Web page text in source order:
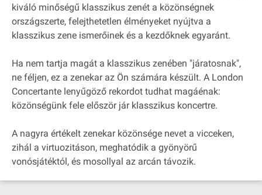
kiváló minőségű klasszikus zenét a közönségnek
országszerte, felejthetetlen élményeket nyújtva a
klasszikus zene ismerőinek és a kezdőknek egyaránt.
Ha nem tartja magát a klasszikus zenében "járatosnak",
ne féljen, ez a zenekar az Ön számára készült. A London
Concertante lenyűgöző rekordot tudhat magáénak:
közönségünk fele először jár klasszikus koncertre.
A nagyra értékelt zenekar közönsége nevet a vicceken,
zihál a virtuozitáson, meghatódik a gyönyörű
vonósjátéktól, és mosollyal az arcán távozik.